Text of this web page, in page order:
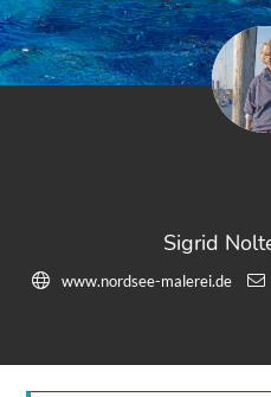
Sigrid
www.nordsee-malerei.de